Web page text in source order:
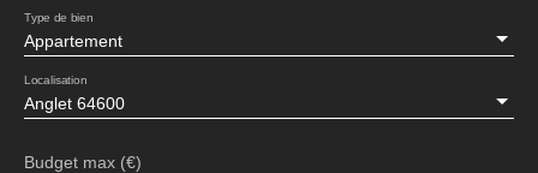
Appartement
Type de bien
Anglet 64600
Localisation
Budget max (€)